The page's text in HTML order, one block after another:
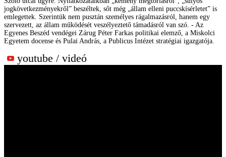
jogkövetkezményekről” beszéltek, sőt még „állam elleni puccskísérletet” is
emlegettek. Szerintük nem pusztán személyes rágalmazásról, hanem egy
szervezett, az állam működését veszélyeztető támadásról van szó. - Az
Egyenes Beszéd vendégei Zárug Péter Farkas politikai elemző, a Miskolci
Egyetem docense és Pulai András, a Publicus Intézet stratégiai igazgatója.
youtube / videó